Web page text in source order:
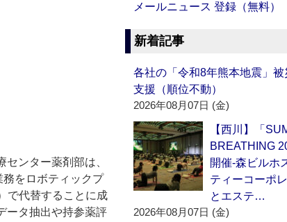
ンター薬剤部は、
をロボティックプ
で代替することに成
ータ抽出や持参薬評
メールニュース 登録（無料）
新着記事
各社の「令和8年熊本地震」被
支援（順位不動）
2026年08月07日 (金)
【西川】「
BREATHING
開催‐森ビルホ
ティーコーポ
とエステ…
2026年08月07日 (金)